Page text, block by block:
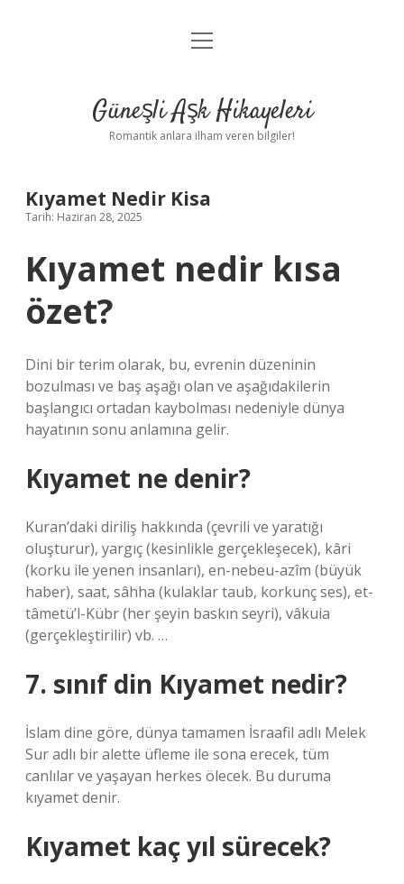
Anasayfa
Yasal Uyarı
menüyü
Güneşli Aşk Hikayeleri
Romantik anlara ilham veren bilgiler!
Kıyamet Nedir Kisa
Tarih: Haziran 28, 2025
Kıyamet nedir kısa
özet?
Dini bir terim olarak, bu, evrenin düzeninin
bozulması ve baş aşağı olan ve aşağıdakilerin
başlangıcı ortadan kaybolması nedeniyle dünya
hayatının sonu anlamına gelir.
Kıyamet ne denir?
Kuran’daki diriliş hakkında (çevrili ve yaratığı
oluşturur), yargıç (kesinlikle gerçekleşecek), kâri
(korku ile yenen insanları), en-nebeu-azîm (büyük
haber), saat, sâhha (kulaklar taub, korkunç ses), et-
tâmetü’l-Kübr (her şeyin baskın seyri), vâkuia
(gerçekleştirilir) vb. …
7. sınıf din Kıyamet nedir?
İslam dine göre, dünya tamamen İsraafil adlı Melek
Sur adlı bir alette üfleme ile sona erecek, tüm
canlılar ve yaşayan herkes ölecek. Bu duruma
kıyamet denir.
Kıyamet kaç yıl sürecek?